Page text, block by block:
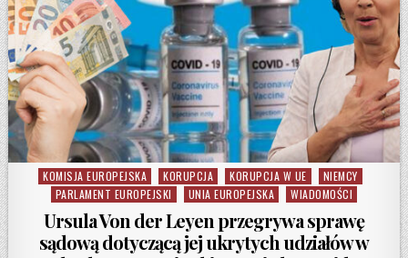
Posted in
KOMISJA EUROPEJSKA KORUPCJA KORUPCJA W UE
NIEMCY
PARLAMENT EUROPEJSKI
UNIA EUROPEJSKA WIADOMOŚCI
Ursula Von der Leyen przegrywa sprawę
sądową dotyczącą jej ukrytych udziałów w